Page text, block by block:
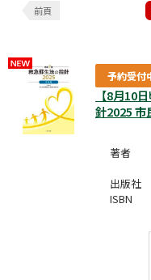
前頁
予約受付
【8月10
針2025 市
著者
出版社
ISBN